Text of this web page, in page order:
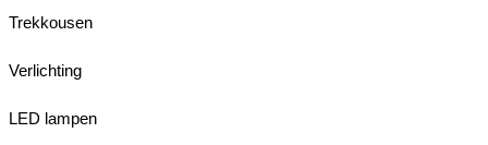
Trekkousen
Verlichting
LED lampen